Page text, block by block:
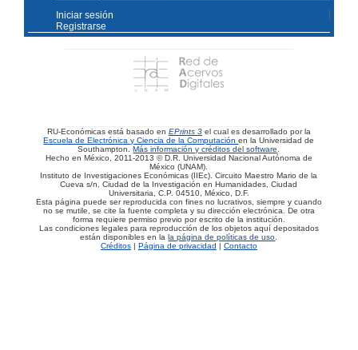
Iniciar sesión
Registrarse
RU-Económicas está basado en EPrints 3 el cual es desarrollado por la
Escuela de Electrónica y Ciencia de la Computaciónen la Universidad de
Southampton.Más información y créditos del software.
Hecho en México, 2011-2013 © D.R. Universidad Nacional Autónoma de
México (UNAM).
Instituto de Investigaciones Económicas (IIEc). Circuito Maestro Mario de la
Cueva s/n, Ciudad de la Investigación en Humanidades, Ciudad
Universitaria, C.P. 04510, México, D.F.
Esta página puede ser reproducida con fines no lucrativos, siempre y cuando
no se mutile, se cite la fuente completa y su dirección electrónica. De otra
forma requiere permiso previo por escrito de la institución.
Las condiciones legales para reproducción de los objetos aquí depositados
están disponibles en lala página de políticas de uso.
Créditos| Página de privacidad | Contacto